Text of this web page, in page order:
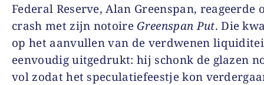
Federal Reserve, Alan Greenspan, reageerde
crash met zijn notoire Greenspan Put. Die
op het aanvullen van de verdwenen
eenvoudig uitgedrukt: hij schonk de glazen
vol zodat het speculatiefeestje kon